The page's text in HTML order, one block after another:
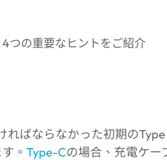
ばならなかった初期の
。 Type-Cの場合、充電ケー